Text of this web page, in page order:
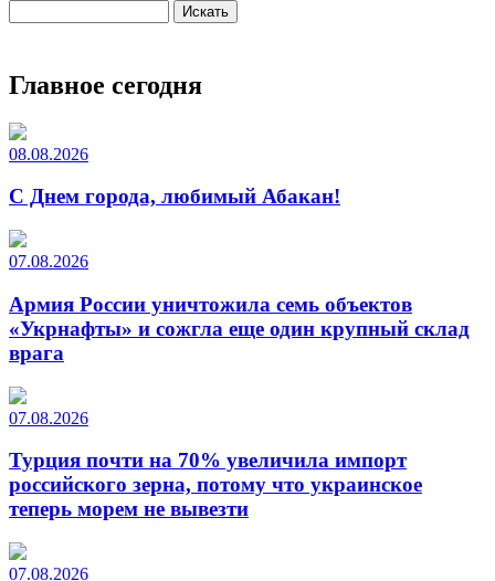
Главное сегодня
08.08.2026
С Днем города, любимый Абакан!
07.08.2026
Армия России уничтожила семь объектов
«Укрнафты» и сожгла еще один крупный склад
врага
07.08.2026
Турция почти на 70% увеличила импорт
российского зерна, потому что украинское
теперь морем не вывезти
07.08.2026